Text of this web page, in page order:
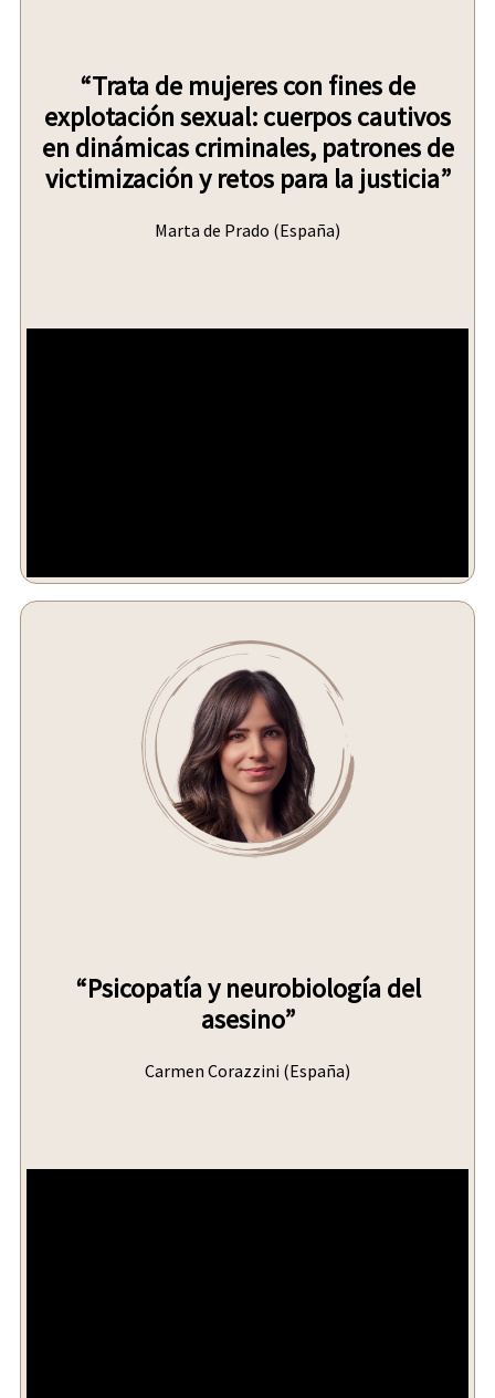
“Trata de mujeres con fines de
explotación sexual: cuerpos cautivos
en dinámicas criminales, patrones de
victimización y retos para la justicia”
Marta de Prado (España)
“Psicopatía y neurobiología del
asesino”
Carmen Corazzini (España)